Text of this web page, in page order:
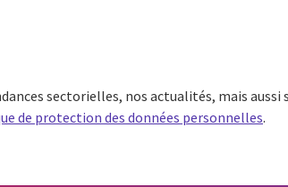
sectorielles, nos actualités, mais
de protection des données personnelles.